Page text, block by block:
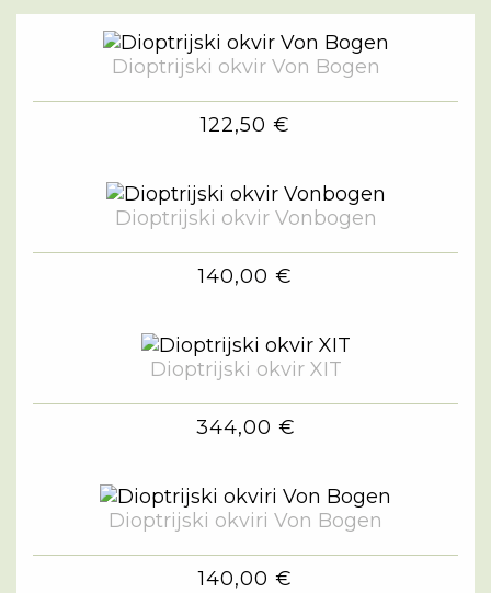
Dioptrijski okvir Von Bogen
122,50 €
Dioptrijski okvir Vonbogen
140,00 €
Dioptrijski okvir XIT
344,00 €
Dioptrijski okviri Von Bogen
140,00 €